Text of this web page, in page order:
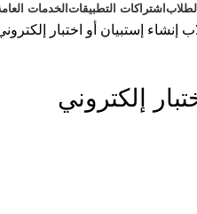
اشتراكات التطبيقاتالخدمات
إنشاء إستبيان أو اختبار
إلكتروني